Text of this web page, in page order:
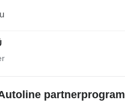
partnerprogram